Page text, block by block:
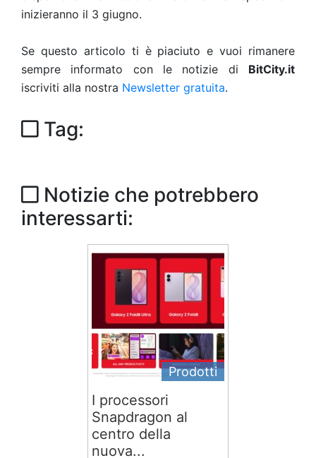
inizieranno il 3 giugno.
Se questo articolo ti è piaciuto e vuoi rimanere
sempre informato con le notizie di BitCity.it
iscriviti alla nostra Newsletter gratuita.
Tag:
Notizie che potrebbero
interessarti:
Prodotti
I processori
Snapdragon al
centro della
nuova...